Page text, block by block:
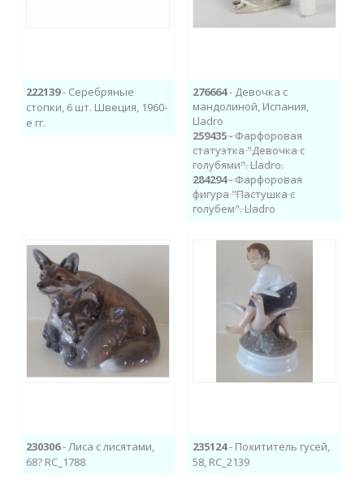
222139- Серебряные
стопки, 6 шт. Швеция, 1960-
е гг.
276664- Девочка с
мандолиной, Испания,
Lladro
259435- Фарфоровая
статуэтка "Девочка с
голубями". Lladro.
284294- Фарфоровая
фигура "Пастушка с
голубем". Lladro
230306- Лиса с лисятами,
68? RC_1788
235124- Похититель гусей,
58, RC_2139